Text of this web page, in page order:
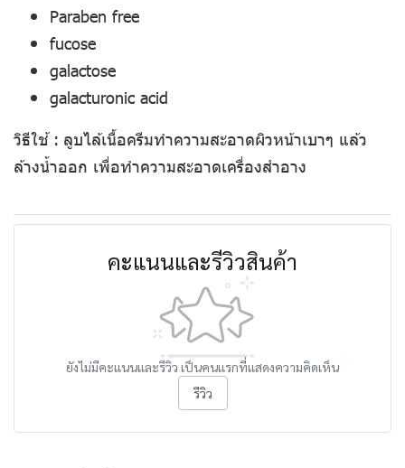
Paraben free
fucose
galactose
galacturonic acid
วิธีใช้: ลูบไล้เนื้อครีมทำความสะอาดผิวหน้าเบาๆ แล้ว
ล้างน้ำออก เพื่อทำความสะอาดเครื่องสำอาง
คะแนนและรีวิวสินค้า
ยังไม่มีคะแนนและรีวิว เป็นคนแรกที่แสดงความคิดเห็น
รีวิว